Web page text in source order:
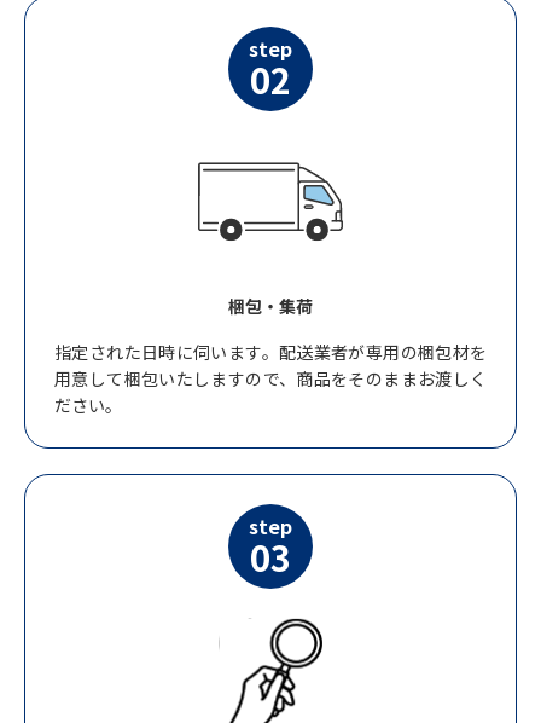
step
02
梱包・集荷
指定された日時に伺います。配送業者が専用の梱包材を
用意して梱包いたしますので、商品をそのままお渡しく
ださい。
step
03